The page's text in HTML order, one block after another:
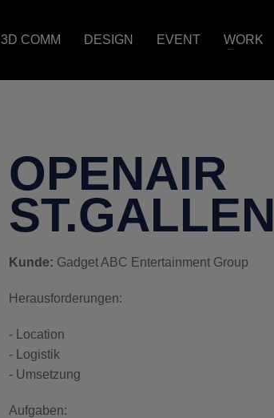
3D COMM DESIGN EVENT WORK
OPENAIR
ST.GALLEN
Kunde: Gadget ABC Entertainment Group
Herausforderungen:
- Location
- Logistik
- Umsetzung
Aufgaben: